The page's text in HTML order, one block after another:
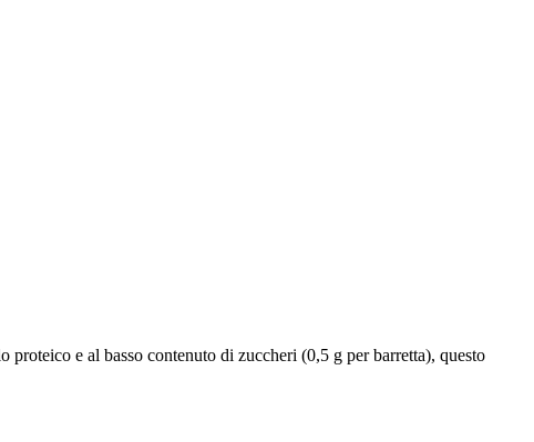
e al basso contenuto di zuccheri (0,5 g per barretta), questo